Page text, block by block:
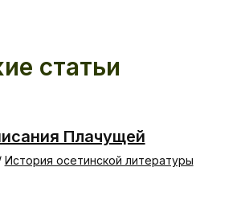
статьи
Плачущей
История осетинской литературы